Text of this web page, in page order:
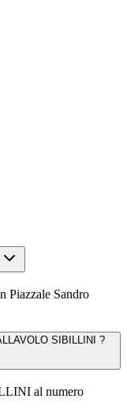
Sandro
SIBILLINI ?
al numero